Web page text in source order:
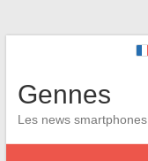
Gennes
Les news smartphones